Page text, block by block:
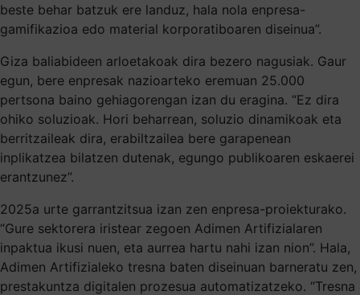
beste behar batzuk ere landuz, hala nola enpresa-
gamifikazioa edo material korporatiboaren diseinua”.
Giza baliabideen arloetakoak dira bezero nagusiak. Gaur
egun, bere enpresak nazioarteko eremuan 25.000
pertsona baino gehiagorengan izan du eragina. “Ez dira
ohiko soluzioak. Hori beharrean, soluzio dinamikoak eta
berritzaileak dira, erabiltzailea bere garapenean
inplikatzea bilatzen dutenak, egungo publikoaren eskaerei
erantzunez”.
2025a urte garrantzitsua izan zen enpresa-proiekturako.
“Gure sektorera iristear zegoen Adimen Artifizialaren
inpaktua ikusi nuen, eta aurrea hartu nahi izan nion”. Hala,
Adimen Artifizialeko tresna baten diseinuan barneratu zen,
prestakuntza digitalen prozesua automatizatzeko. “Tresna